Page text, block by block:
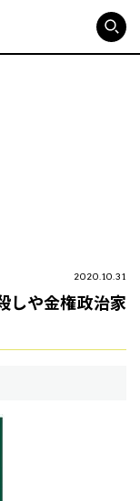
2020.10.31
しや金権政治家